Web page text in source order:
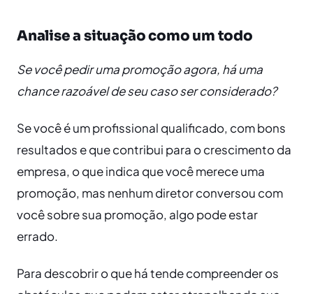
Analise a situação como um todo
Se você pedir uma promoção agora, há uma
chance razoável de seu caso ser considerado?
Se você é um profissional qualificado, com bons
resultados e que contribui para o crescimento da
empresa, o que indica que você merece uma
promoção, mas nenhum diretor conversou com
você sobre sua promoção, algo pode estar
errado.
Para descobrir o que há tende compreender os